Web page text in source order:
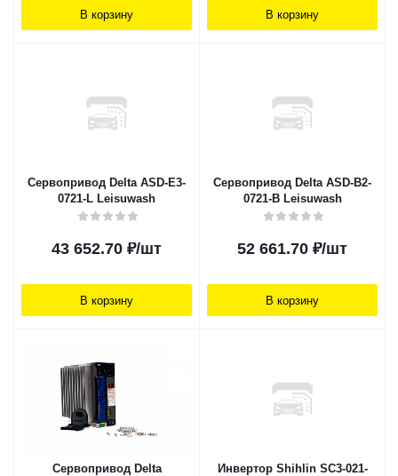
В корзину В корзину
Сервопривод Delta ASD-E3-
0721-L Leisuwash
43 652.70 ₽/шт
В корзину
Сервопривод Delta ASD-B2-
0721-B Leisuwash
52 661.70 ₽/шт
В корзину
Сервопривод Delta
Инвертор Shihlin SC3-021-